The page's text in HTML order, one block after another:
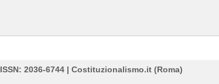
ISSN: 2036-6744 | Costituzionalismo.it (Roma)